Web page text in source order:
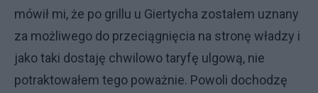
mówił mi, że po grillu u Giertycha zostałem uznany
za możliwego do przeciągnięcia na stronę władzy i
jako taki dostaję chwilowo taryfę ulgową, nie
potraktowałem tego poważnie. Powoli dochodzę